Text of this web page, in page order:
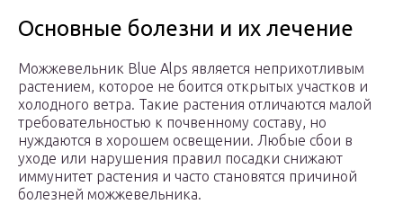
Основные болезни и их лечение
Можжевельник Blue Alps является неприхотливым
растением, которое не боится открытых участков и
холодного ветра. Такие растения отличаются малой
требовательностью к почвенному составу, но
нуждаются в хорошем освещении. Любые сбои в
уходе или нарушения правил посадки снижают
иммунитет растения и часто становятся причиной
болезней можжевельника.